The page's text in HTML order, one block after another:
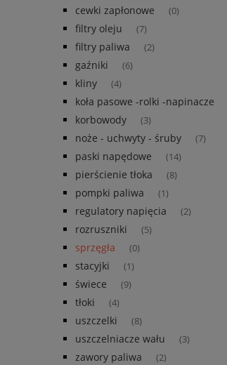
cewki zapłonowe (0)
filtry oleju (7)
filtry paliwa (2)
gaźniki (6)
kliny (4)
koła pasowe -rolki -napinacze
korbowody (3)
noże - uchwyty - śruby (7)
paski napędowe (14)
pierścienie tłoka (8)
pompki paliwa (1)
regulatory napięcia (2)
rozruszniki (5)
sprzęgła (0)
stacyjki (1)
świece (9)
tłoki (4)
uszczelki (8)
uszczelniacze wału (3)
zawory paliwa (2)